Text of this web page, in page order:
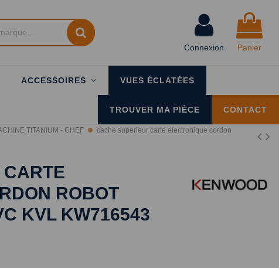
Connexion Panier
ACCESSOIRES VUES ÉCLATÉES
CONTACT
TROUVER MA PIÈCE
TITANIUM - CHEF
cache superieur carte electronique cordon
ROBOT
KVL KW716543